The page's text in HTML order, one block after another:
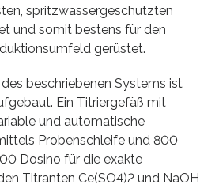
spritzwassergeschützten
und somit bestens für den
gerüstet.
beschriebenen Systems ist
Ein Titriergefäß mit
und automatische
Probenschleife und 800
Dosino für die exakte
Titranten Ce(SO4)2 und NaOH